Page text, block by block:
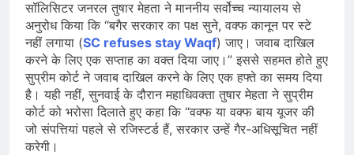
बुनकरों और पारंपरिक वस्त्रों को मिलेगा बढ़ावा
August 2, 2026
सॉलिसिटर जनरल तुषार मेहता ने माननीय सर्वोच्च न्यायालय से
अनुरोध किया कि “बगैर सरकार का पक्ष सुने, वक्फ कानून पर स्टे
नहीं लगाया (SC refuses stay Waqf) जाए। जवाब दाखिल
करने के लिए एक सप्ताह का वक्त दिया जाए।” इससे सहमत होते हुए
सुप्रीम कोर्ट ने जवाब दाखिल करने के लिए एक हफ्ते का समय दिया
है। यही नहीं, सुनवाई के दौरान महाधिवक्ता तुषार मेहता ने सुप्रीम
कोर्ट को भरोसा दिलाते हुए कहा कि “वक्फ या वक्फ बाय यूजर की
जो संपत्तियां पहले से रजिस्टर्ड हैं, सरकार उन्हें गैर-अधिसूचित नहीं
करेगी।